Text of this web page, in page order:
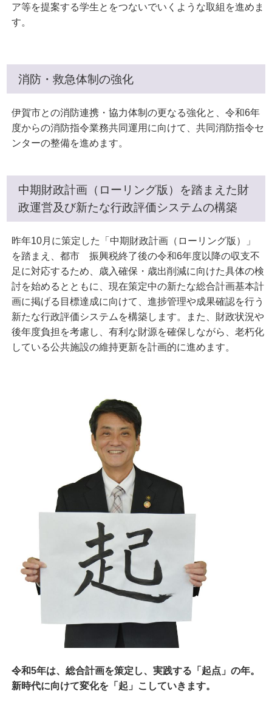
ア等を提案する学生とをつないでいくような取組を進めま
す。
消防・救急体制の強化
伊賀市との消防連携・協力体制の更なる強化と、令和6年
度からの消防指令業務共同運用に向けて、共同消防指令セ
ンターの整備を進めます。
中期財政計画（ローリング版）を踏まえた財
政運営及び新たな行政評価システムの構築
昨年10月に策定した「中期財政計画（ローリング版）」
を踏まえ、都市 振興税終了後の令和6年度以降の収支不
足に対応するため、歳入確保・歳出削減に向けた具体の検
討を始めるとともに、現在策定中の新たな総合計画基本計
画に掲げる目標達成に向けて、進捗管理や成果確認を行う
新たな行政評価システムを構築します。また、財政状況や
後年度負担を考慮し、有利な財源を確保しながら、老朽化
している公共施設の維持更新を計画的に進めます。
令和5年は、総合計画を策定し、実践する「起点」の年。
新時代に向けて変化を「起」こしていきます。